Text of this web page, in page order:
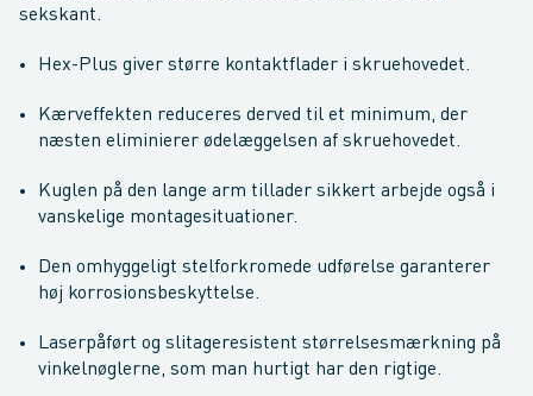
sekskant.
Hex-Plus giver større kontaktflader i skruehovedet.
Kærveffekten reduceres derved til et minimum, der
næsten eliminierer ødelæggelsen af skruehovedet.
Kuglen på den lange arm tillader sikkert arbejde også i
vanskelige montagesituationer.
Den omhyggeligt stelforkromede udførelse garanterer
høj korrosionsbeskyttelse.
Laserpåført og slitageresistent størrelsesmærkning på
vinkelnøglerne, som man hurtigt har den rigtige.